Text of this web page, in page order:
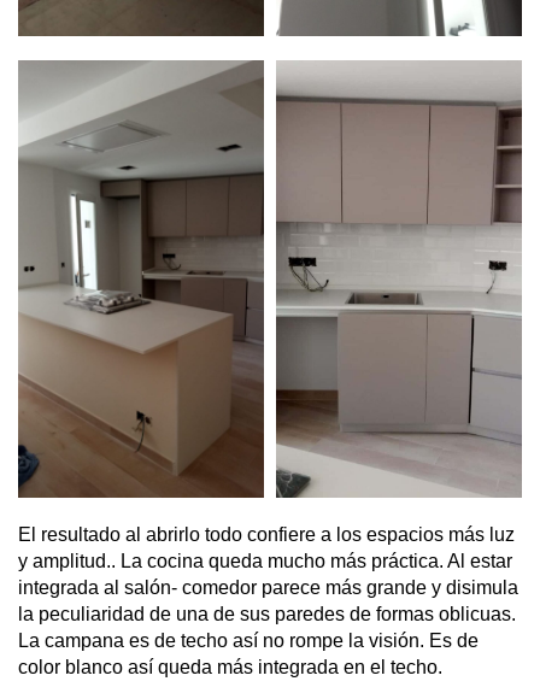
El resultado al abrirlo todo confiere a los espacios más luz
y amplitud.. La cocina queda mucho más práctica. Al estar
integrada al salón- comedor parece más grande y disimula
la peculiaridad de una de sus paredes de formas oblicuas.
La campana es de techo así no rompe la visión. Es de
color blanco así queda más integrada en el techo.